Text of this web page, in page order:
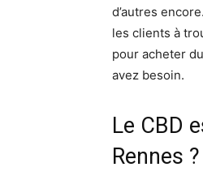
d’autres
les clients à
pour acheter
avez besoin.
Le CBD
Rennes ?